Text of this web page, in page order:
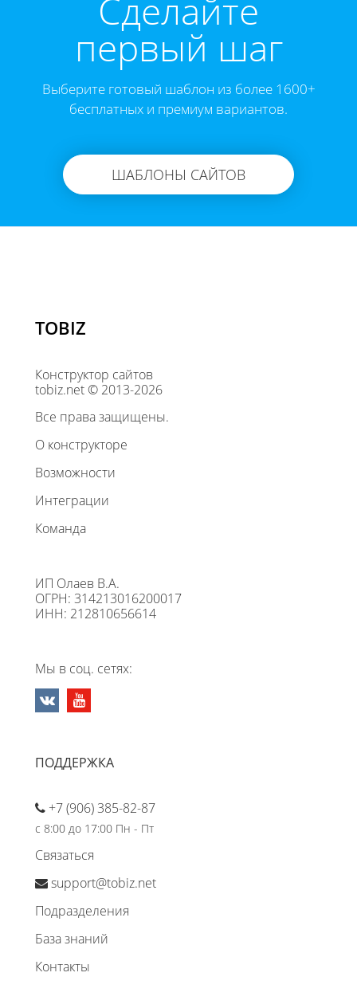
Cделайте
первый шаг
Выберите готовый шаблон из более 1600+
бесплатных и премиум вариантов.
ШАБЛОНЫ САЙТОВ
TOBIZ
Конструктор сайтов
tobiz.net © 2013-2026
Все права защищены.
О конструкторе
Возможности
Интеграции
Команда
ИП Олаев В.А.
ОГРН: 314213016200017
ИНН: 212810656614
Мы в соц. сетях:
ПОДДЕРЖКА
+7 (906) 385-82-87
с 8:00 до 17:00 Пн - Пт
Связаться
support@tobiz.net
Подразделения
База знаний
Контакты